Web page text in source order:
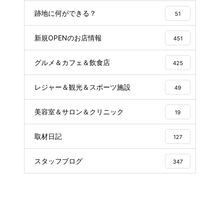
跡地に何ができる？ 51
新規OPENのお店情報 451
グルメ＆カフェ＆飲食店 425
レジャー＆観光＆スポーツ施設 49
美容室＆サロン＆クリニック 19
取材日記 127
スタッフブログ 347